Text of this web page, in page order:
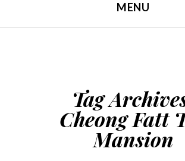
MENU
Tag
Cheong Fatt
Mansion